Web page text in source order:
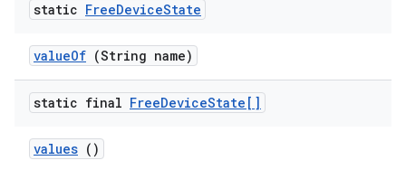
static FreeDeviceState
valueOf (String name)
static final FreeDeviceState[]
values ()